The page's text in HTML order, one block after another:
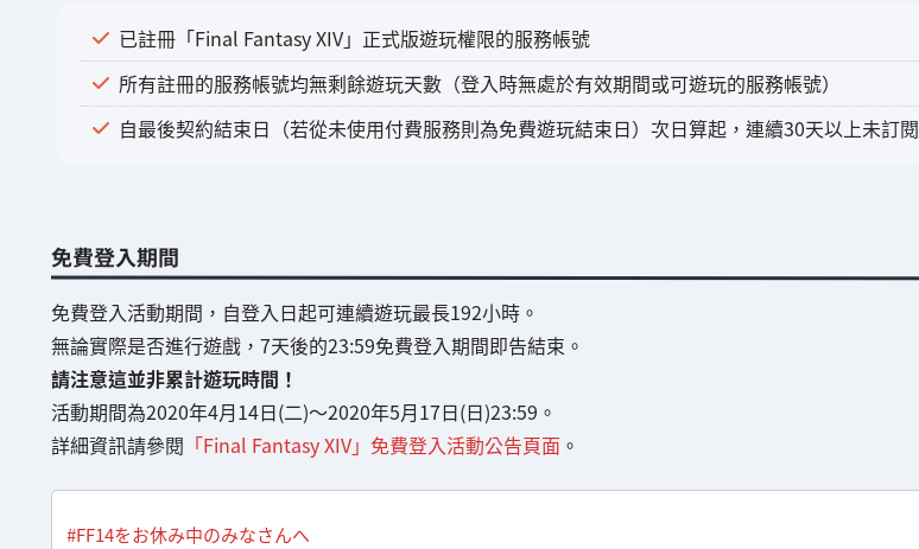
已註冊「Final Fantasy XIV」正式版遊玩權限的服務帳號
所有註冊的服務帳號均無剩餘遊玩天數（登入時無處於有效期間或可遊玩的服務帳號）
自最後契約結束日（若從未使用付費服務則為免費遊玩結束日）次日算起，連續30天以上未訂閱
免費登入期間
免費登入活動期間，自登入日起可連續遊玩最長192小時。
無論實際是否進行遊戲，7天後的23:59免費登入期間即告結束。
請注意這並非累計遊玩時間！
活動期間為2020年4月14日(二)～2020年5月17日(日)23:59。
詳細資訊請參閱 「Final Fantasy XIV」免費登入活動公告頁面 。
#FF14をお休み中のみなさんへ